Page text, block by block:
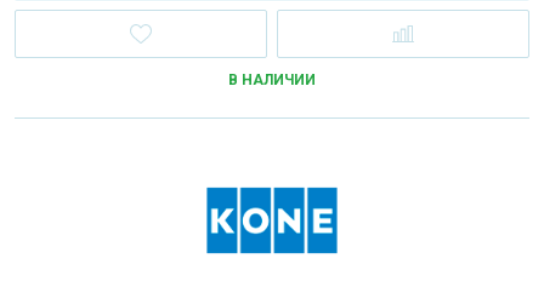
В НАЛИЧИИ